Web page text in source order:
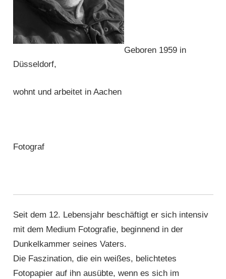
Geboren 1959 in
Düsseldorf,
wohnt und arbeitet in Aachen
Fotograf
Seit dem 12. Lebensjahr beschäftigt er sich intensiv
mit dem Medium Fotografie, beginnend in der
Dunkelkammer seines Vaters.
Die Faszination, die ein weißes, belichtetes
Fotopapier auf ihn ausübte, wenn es sich im